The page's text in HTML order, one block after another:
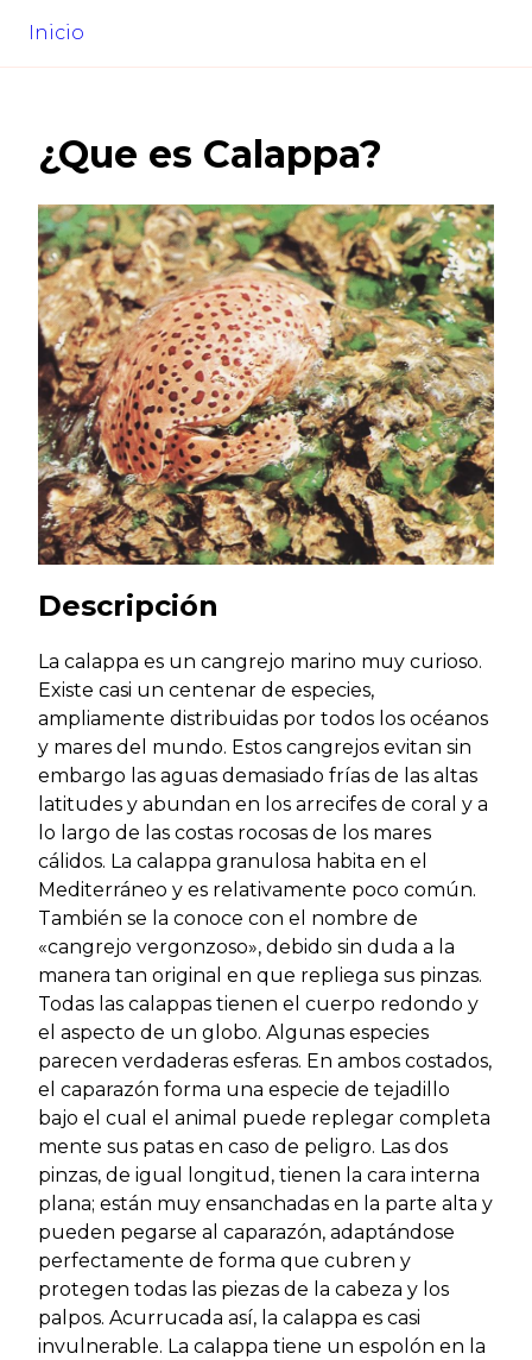
Inicio
¿Que es Calappa?
Descripción
La calappa es un cangrejo marino muy curioso.
Existe casi un centenar de especies,
ampliamente distribuidas por todos los océanos
y mares del mundo. Estos cangrejos evitan sin
embargo las aguas demasiado frías de las altas
latitudes y abundan en los arrecifes de coral y a
lo largo de las costas rocosas de los mares
cálidos. La calappa granulosa habita en el
Mediterráneo y es relativamente poco común.
También se la conoce con el nombre de
«cangrejo vergonzoso», debido sin duda a la
manera tan original en que repliega sus pinzas.
Todas las calappas tienen el cuerpo redondo y
el aspecto de un globo. Algunas especies
parecen verdaderas esferas. En ambos costados,
el caparazón forma una especie de tejadillo
bajo el cual el animal puede replegar completa
mente sus patas en caso de peligro. Las dos
pinzas, de igual longitud, tienen la cara interna
plana; están muy ensanchadas en la parte alta y
pueden pegarse al caparazón, adaptándose
perfectamente de forma que cubren y
protegen todas las piezas de la cabeza y los
palpos. Acurrucada así, la calappa es casi
invulnerable. La calappa tiene un espolón en la